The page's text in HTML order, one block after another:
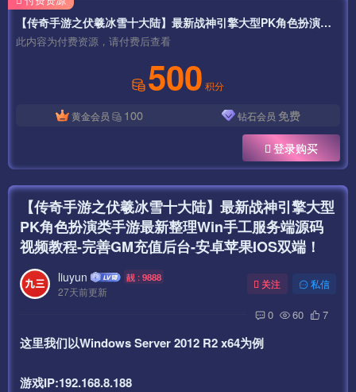
【传奇手游之伏羲冰雪十大陆】最新战神引擎大型PK角色扮演类手游最新整理Win手工服务端源码视频教程-完善GM充值后台-安卓苹果IOS双端！
此内容为付费资源，请付费后查看
500 积分
黄金会员 100 钻石会员 免费
登录购买
【传奇手游之伏羲冰雪十大陆】最新战神引擎大型
PK角色扮演类手游最新整理Win手工服务端源码
视频教程-完善GM充值后台-安卓苹果IOS双端！
liuyun 靓 : 9888
27天前更新
关注 私信
0 60 7
这里我们以Windows Server 2012 R2 x64为例
游戏IP:192.168.8.188